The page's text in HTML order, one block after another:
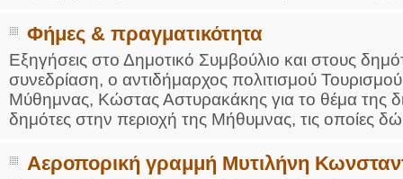
Φήμες & πραγματικότητα
Εξηγήσεις στο Δημοτικό Συμβούλιο και στους
συνεδρίαση, ο αντιδήμαρχος πολιτισμού
Μύθημνας, Κώστας Αστυρακάκης για το θέμα της
δημότες στην περιοχή της Μήθυμνας, τις οποίες
Αεροπορική γραμμή Μυτιλήνη